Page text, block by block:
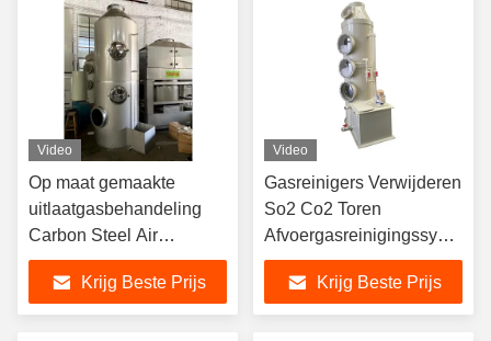
Video
Op maat gemaakte
uitlaatgasbehandeling
Carbon Steel Air
Cleaning Wet Scrubber
Spray TowerKrijg Beste Prijs
Video
Gasreinigers Verwijderen
So2 Co2 Toren
Afvoergasreinigingssysteem
Verpakte bed natte
reinigers voor de
rioolindustrie
Krijg Beste Prijs